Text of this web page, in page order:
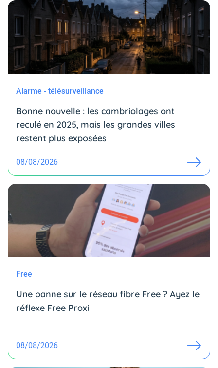
Alarme - télésurveillance
Bonne nouvelle : les cambriolages ont
reculé en 2025, mais les grandes villes
restent plus exposées
08/08/2026
Free
Une panne sur le réseau fibre Free ? Ayez le
réflexe Free Proxi
08/08/2026